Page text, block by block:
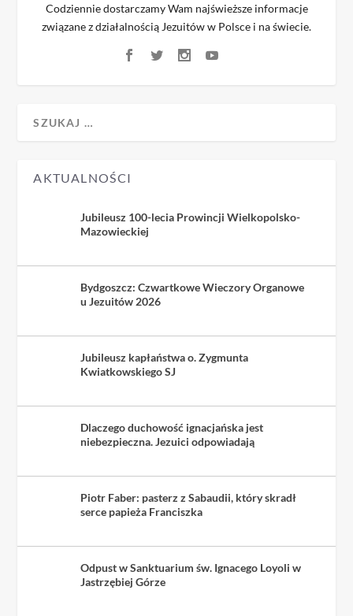
Codziennie dostarczamy Wam najświeższe informacje
związane z działalnością Jezuitów w Polsce i na świecie.
AKTUALNOŚCI
Jubileusz 100-lecia Prowincji Wielkopolsko-
Mazowieckiej
Bydgoszcz: Czwartkowe Wieczory Organowe
u Jezuitów 2026
Jubileusz kapłaństwa o. Zygmunta
Kwiatkowskiego SJ
Dlaczego duchowość ignacjańska jest
niebezpieczna. Jezuici odpowiadają
Piotr Faber: pasterz z Sabaudii, który skradł
serce papieża Franciszka
Odpust w Sanktuarium św. Ignacego Loyoli w
Jastrzębiej Górze